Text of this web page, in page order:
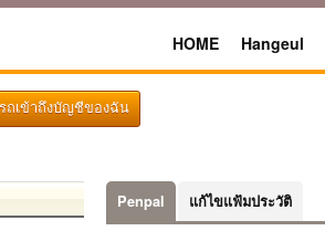
HOME Hangeul
ถเข้าถึงบัญชีของฉัน
Penpal แก้ไขแฟ้มประวัติ